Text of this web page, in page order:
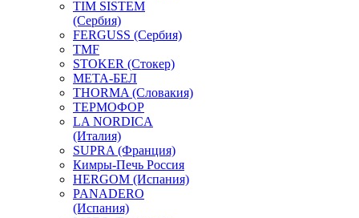
TIM SISTEM
(Сербия)
FERGUSS (Сербия)
TMF
STOKER (Стокер)
МЕТА-БЕЛ
THORMA (Словакия)
ТЕРМОФОР
LA NORDICA
(Италия)
SUPRA (Франция)
Кимры-Печь Россия
HERGOM (Испания)
PANADERO
(Испания)